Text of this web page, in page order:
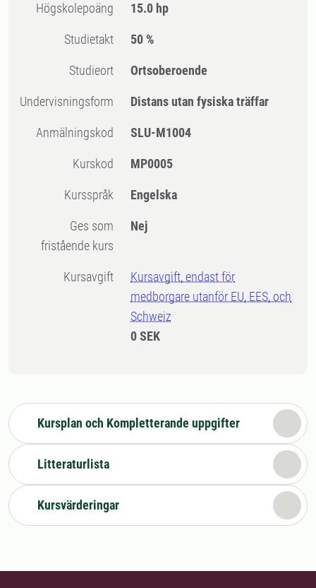
högskolepoäng 15.0 hp
Studietakt 50 %
Studieort Ortsoberoende
Undervisningsform Distans utan fysiska träffar
Anmälningskod SLU-M1004
Kurskod MP0005
Kursspråk Engelska
Ges som
fristående kurs
Nej
Kursavgift
Kursavgift, endast för
medborgare utanför EU, EES, och
Schweiz
0 SEK
Kursplan och Kompletterande uppgifter
Litteraturlista
Kursvärderingar